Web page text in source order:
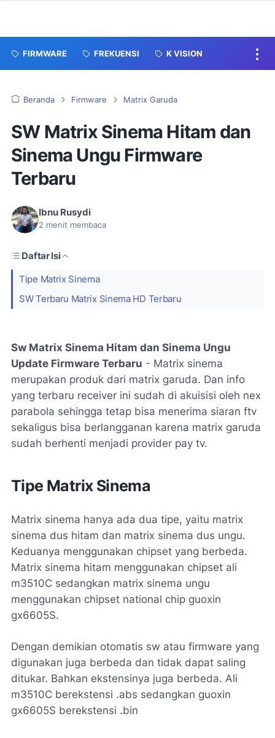
FIRMWARE FREKUENSI K VISION
Beranda Firmware Matrix Garuda
SW Matrix Sinema Hitam dan
Sinema Ungu Firmware
Terbaru
Ibnu Rusydi
2 menit membaca
Daftar Isi
Tipe Matrix Sinema
SW Terbaru Matrix Sinema HD Terbaru
Sw Matrix Sinema Hitam dan Sinema Ungu
Update Firmware Terbaru - Matrix sinema
merupakan produk dari matrix garuda. Dan info
yang terbaru receiver ini sudah di akuisisi oleh nex
parabola sehingga tetap bisa menerima siaran ftv
sekaligus bisa berlangganan karena matrix garuda
sudah berhenti menjadi provider pay tv.
Tipe Matrix Sinema
Matrix sinema hanya ada dua tipe, yaitu matrix
sinema dus hitam dan matrix sinema dus ungu.
Keduanya menggunakan chipset yang berbeda.
Matrix sinema hitam menggunakan chipset ali
m3510C sedangkan matrix sinema ungu
menggunakan chipset national chip guoxin
gx6605S.
Dengan demikian otomatis sw atau firmware yang
digunakan juga berbeda dan tidak dapat saling
ditukar. Bahkan ekstensinya juga berbeda. Ali
m3510C berekstensi .abs sedangkan guoxin
gx6605S berekstensi .bin